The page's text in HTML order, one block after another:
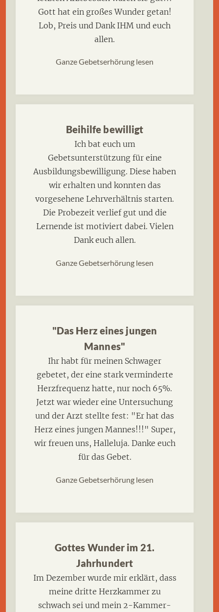
Gott hat ein großes Wunder getan!
Lob, Preis und Dank IHM und euch
allen.
Ganze Gebetserhörung lesen
Beihilfe bewilligt
Ich bat euch um
Gebetsunterstützung für eine
Ausbildungsbewilligung. Diese haben
wir erhalten und konnten das
vorgesehene Lehrverhältnis starten.
Die Probezeit verlief gut und die
Lernende ist motiviert dabei. Vielen
Dank euch allen.
Ganze Gebetserhörung lesen
"Das Herz eines jungen
Mannes"
Ihr habt für meinen Schwager
gebetet, der eine stark verminderte
Herzfrequenz hatte, nur noch 65%.
Jetzt war wieder eine Untersuchung
und der Arzt stellte fest: "Er hat das
Herz eines jungen Mannes!!!" Super,
wir freuen uns, Halleluja. Danke euch
für das Gebet.
Ganze Gebetserhörung lesen
Gottes Wunder im 21.
Jahrhundert
Im Dezember wurde mir erklärt, dass
meine dritte Herzkammer zu
schwach sei und mein 2-Kammer-